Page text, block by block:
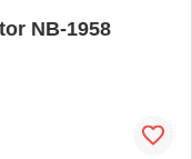
NB-1958